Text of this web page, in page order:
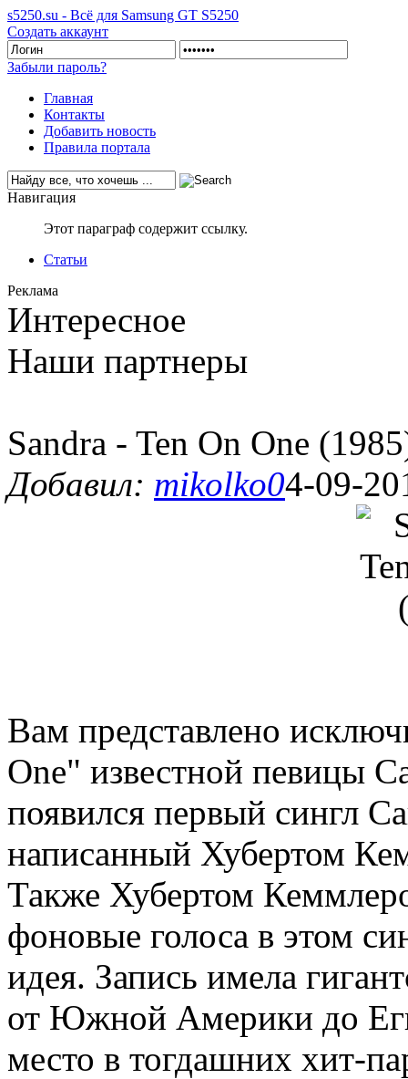
s5250.su - Всё для Samsung GT S5250
Создать аккаунт
Забыли пароль?
Главная
Контакты
Добавить новость
Правила портала
Навигация
Этот параграф содержит ссылку.
Статьи
Реклама
Интересное
Наши партнеры
Sandra - Ten On One
Добавил: mikolko04-09-
Вам представлено
One" известной певицы
появился первый сингл
написанный Хубертом
Также Хубертом
фоновые голоса в этом
идея. Запись имела
от Южной Америки до
место в тогдашних хит-